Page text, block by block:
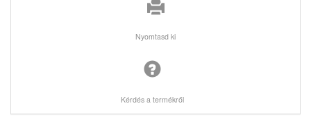
Nyomtasd ki
Kérdés a termékről